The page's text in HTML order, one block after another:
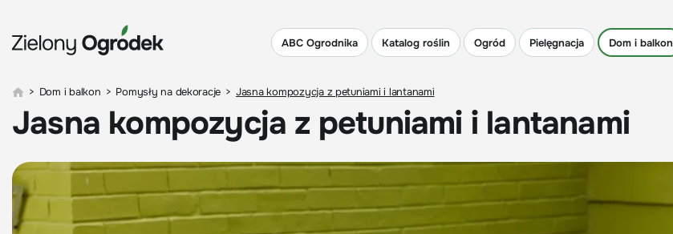
ABC Ogrodnika Katalog roślin Ogród Pielęgnacja Dom i balkon
> Dom i balkon > Pomysły na dekoracje > Jasna kompozycja z petuniami i lantanami
Jasna kompozycja z petuniami i lantanami